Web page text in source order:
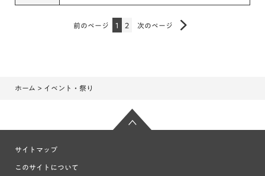
前のページ 1 2 次のページ
ホーム > イベント・祭り
サイトマップ
このサイトについて